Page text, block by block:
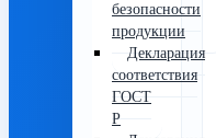
безопасности
продукции
Декларация
соответствия
ГОСТ
Р